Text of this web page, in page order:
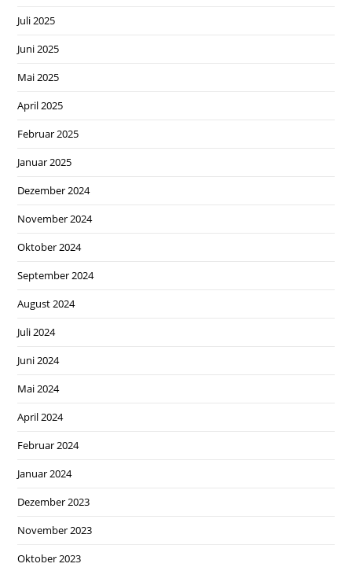
Juli 2025
Juni 2025
Mai 2025
April 2025
Februar 2025
Januar 2025
Dezember 2024
November 2024
Oktober 2024
September 2024
August 2024
Juli 2024
Juni 2024
Mai 2024
April 2024
Februar 2024
Januar 2024
Dezember 2023
November 2023
Oktober 2023